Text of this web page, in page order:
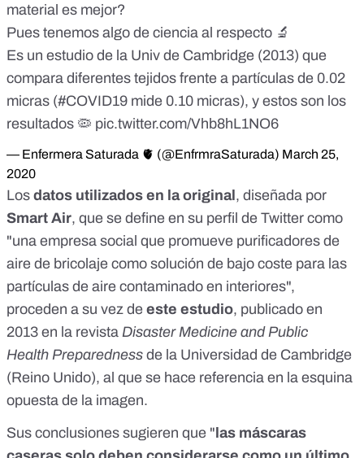
material es mejor?
Pues tenemos algo de ciencia al respecto 🔬
Es un estudio de la Univ de Cambridge (2013) que
compara diferentes tejidos frente a partículas de 0.02
micras (#COVID19 mide 0.10 micras), y estos son los
resultados 🦠 pic.twitter.com/Vhb8hL1NO6
— Enfermera Saturada 🫀 (@EnfrmraSaturada) March 25,
2020
Los datos utilizados en la original, diseñada por
Smart Air, que se define en su perfil de Twitter como
"una empresa social que promueve purificadores de
aire de bricolaje como solución de bajo coste para las
partículas de aire contaminado en interiores",
proceden a su vez de este estudio, publicado en
2013 en la revista Disaster Medicine and Public
Health Preparedness de la Universidad de Cambridge
(Reino Unido), al que se hace referencia en la esquina
opuesta de la imagen.
Sus conclusiones sugieren que "las máscaras